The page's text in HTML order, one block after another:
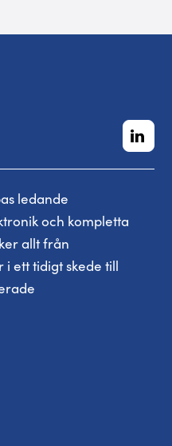
ledande
och kompletta
allt från
i ett tidigt skede till